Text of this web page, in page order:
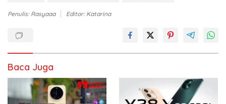
Penulis: Rasyaaa Editor: Katarina
Baca Juga